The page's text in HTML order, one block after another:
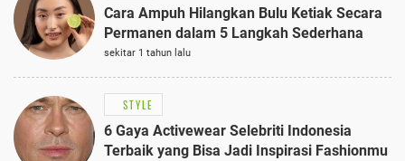
Cara Ampuh Hilangkan Bulu Ketiak Secara
Permanen dalam 5 Langkah Sederhana
sekitar 1 tahun lalu
STYLE
6 Gaya Activewear Selebriti Indonesia
Terbaik yang Bisa Jadi Inspirasi Fashionmu